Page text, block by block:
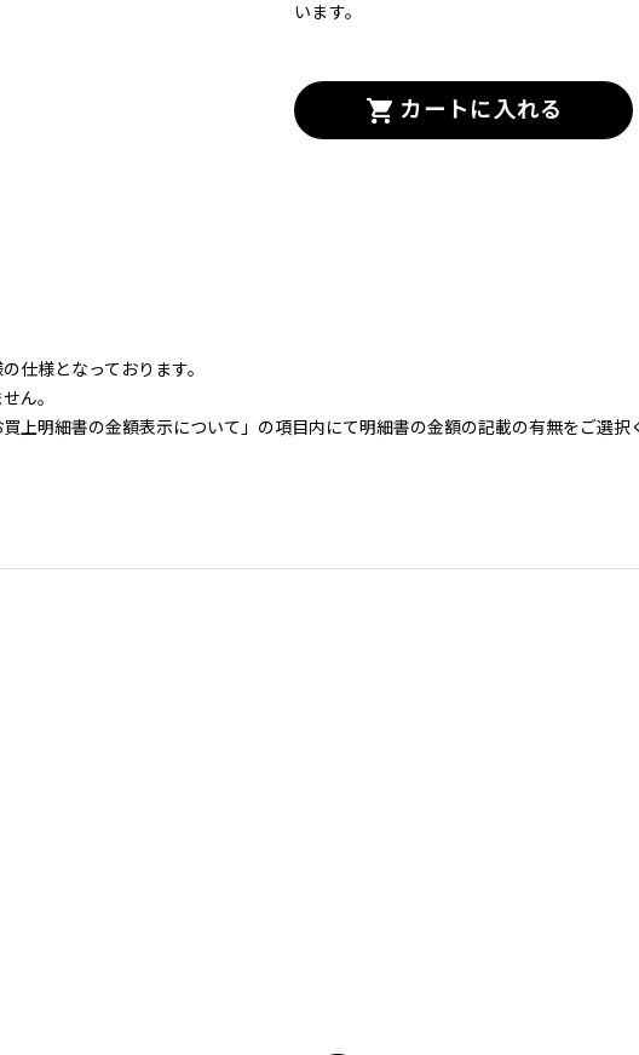
います。
カートに入れる
仕様となっております。
ん。
上明細書の金額表示について」の項目内にて明細書の金額の記載の有無をご選択